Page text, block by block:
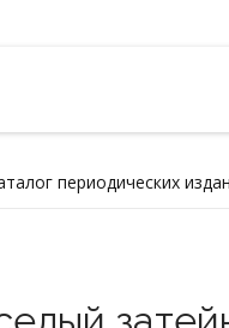
периодических